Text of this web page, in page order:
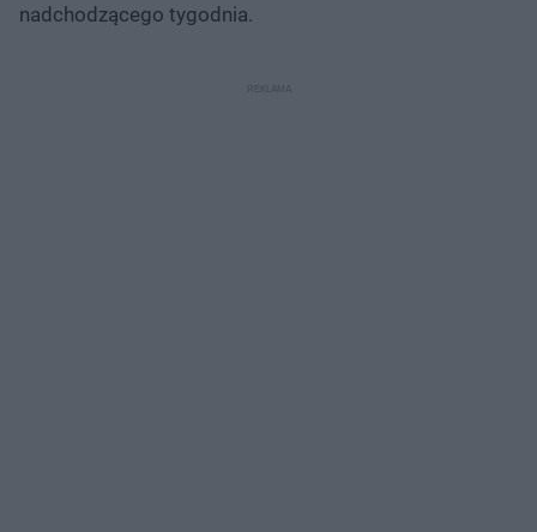
nadchodzącego tygodnia.